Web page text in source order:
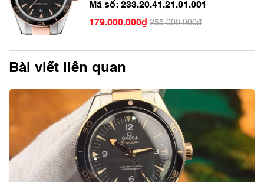
Mã số: 233.20.41.21.01.001
179.000.000₫ 255.000.000₫
Bài viết liên quan